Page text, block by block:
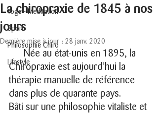
Yoga - Méditation
Sport
Philosophie Chiro
Lifestyle
La chiropraxie de 1845 à nos
jours
Dernière mise à jour : 28 janv. 2020
  Née au état-unis en 1895, la
Chiropraxie est aujourd’hui la
thérapie manuelle de référence
dans plus de quarante pays.
Bâti sur une philosophie vitaliste et